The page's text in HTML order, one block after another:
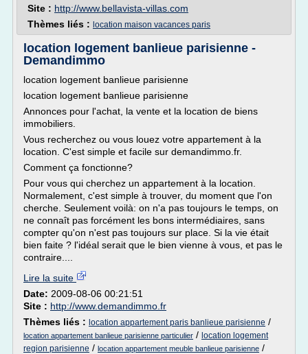
Site : http://www.bellavista-villas.com
Thèmes liés : location maison vacances paris
location logement banlieue parisienne -
Demandimmo
location logement banlieue parisienne
location logement banlieue parisienne
Annonces pour l'achat, la vente et la location de biens
immobiliers.
Vous recherchez ou vous louez votre appartement à la
location. C'est simple et facile sur demandimmo.fr.
Comment ça fonctionne?
Pour vous qui cherchez un appartement à la location.
Normalement, c'est simple à trouver, du moment que l'on
cherche. Seulement voilà: on n'a pas toujours le temps, on
ne connaît pas forcément les bons intermédiaires, sans
compter qu'on n'est pas toujours sur place. Si la vie était
bien faite ? l'idéal serait que le bien vienne à vous, et pas le
contraire....
Lire la suite
Date: 2009-08-06 00:21:51
Site : http://www.demandimmo.fr
Thèmes liés : location appartement paris banlieue parisienne /
location appartement banlieue parisienne particulier / location logement
region parisienne / location appartement meuble banlieue parisienne /